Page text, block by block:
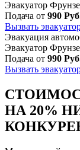
Эвакуатор
Подача от 990
Вызвать
Эвакуация
Эвакуатор
Подача от 990
Вызвать
НА 20%